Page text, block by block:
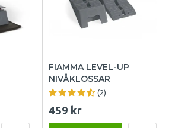
FIAMMA LEVEL-UP
NIVÅKLOSSAR
(2)
459 kr